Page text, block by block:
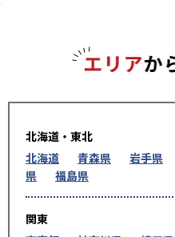
北海道・東北
北海道
青森県 岩手県
県
福島県
関東